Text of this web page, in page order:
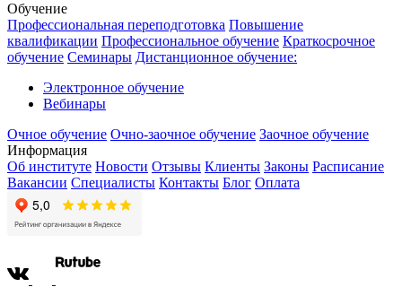
Обучение
Профессиональная переподготовка Повышение
квалификации Профессиональное обучение Краткосрочное
обучение Семинары Дистанционное обучение:
Электронное обучение
Вебинары
Очное обучение Очно-заочное обучение Заочное обучение
Информация
Об институте Новости Отзывы Клиенты Законы Расписание
Вакансии Специалисты Контакты Блог Оплата